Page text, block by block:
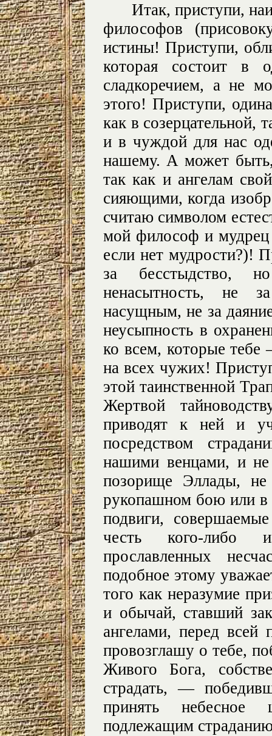
Итак, приступи,
философов
истины! Приступи,
которая состоит в
сладкоречием, а не
этого! Приступи,
как в созерцательной,
и в чуждой для нас
нашему. А может
так как и ангелам
сияющими, когда
считаю символом
мой философ и мудрец
если нет мудрости?)!
за бесстыдство,
ненасытность, не
насущным, не за
неусыпность в
ко всем, которые
на всех чужих!
этой таинственной
Жертвой
приводят к ней и
посредством
нашими венцами, и
позорище Эллады,
рукопашном бою или в
подвиги,
честь кого-либо
прославленных
подобное этому
того как неразумие
и обычай, ставший
ангелами, перед всей
провозглашу о тебе,
Живого Бога,
страдать, —
принять небесное
подлежащим